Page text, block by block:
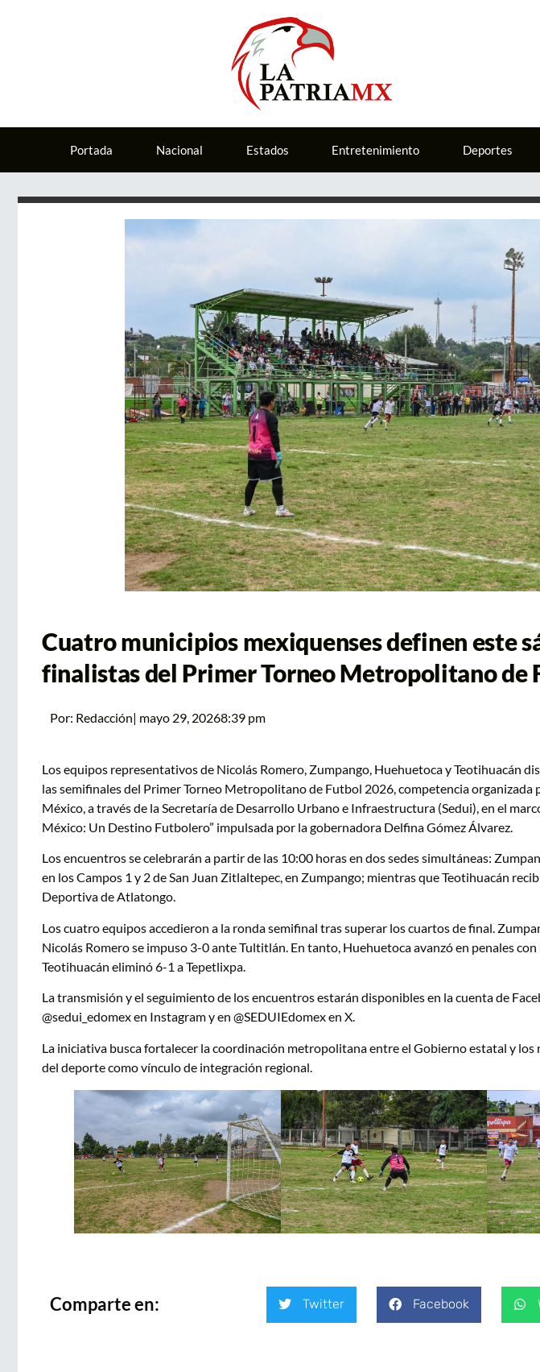
Portada Nacional Estados Entretenimiento Deportes
Cuatro municipios mexiquenses definen este
finalistas del Primer Torneo Metropolitano de
Por: Redacción| mayo 29, 20268:39 pm
Los equipos representativos de Nicolás Romero, Zumpango, Huehuetoca y Teotihuacán
las semifinales del Primer Torneo Metropolitano de Futbol 2026, competencia organizada
México, a través de la Secretaría de Desarrollo Urbano e Infraestructura (Sedui), en el
México: Un Destino Futbolero” impulsada por la gobernadora Delfina Gómez Álvarez.
Los encuentros se celebrarán a partir de las 10:00 horas en dos sedes simultáneas:
en los Campos 1 y 2 de San Juan Zitlaltepec, en Zumpango; mientras que Teotihuacán
Deportiva de Atlatongo.
Los cuatro equipos accedieron a la ronda semifinal tras superar los cuartos de final.
Nicolás Romero se impuso 3-0 ante Tultitlán. En tanto, Huehuetoca avanzó en penales
Teotihuacán eliminó 6-1 a Tepetlixpa.
La transmisión y el seguimiento de los encuentros estarán disponibles en la cuenta de
@sedui_edomex en Instagram y en @SEDUIEdomex en X.
La iniciativa busca fortalecer la coordinación metropolitana entre el Gobierno estatal y
del deporte como vínculo de integración regional.
Comparte en: Twitter Facebook